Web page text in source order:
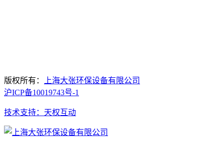
版权所有：
上海大张环保设备有限公司
沪ICP备10019743号-1
技术支持：天权互动